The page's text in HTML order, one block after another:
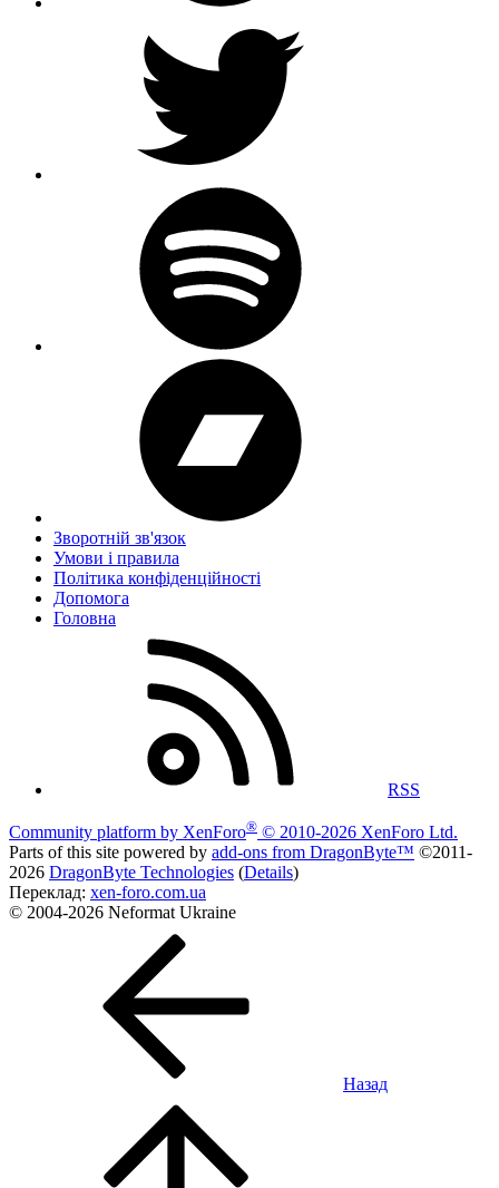
Зворотній зв'язок
Умови і правила
Політика конфіденційності
Дoпoмoга
Головна
RSS
Community platform by XenForo® © 2010-2026 XenForo Ltd.
Parts of this site powered by add-ons from DragonByte™ ©2011-
2026 DragonByte Technologies (Details)
Переклад: xen-foro.com.ua
© 2004-2026 Neformat Ukraine
Назад